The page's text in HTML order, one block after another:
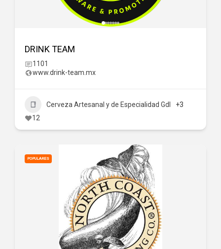
DRINK TEAM
1101
www.drink-team.mx
Cerveza Artesanal y de Especialidad Gdl
+3
12
POPULARES